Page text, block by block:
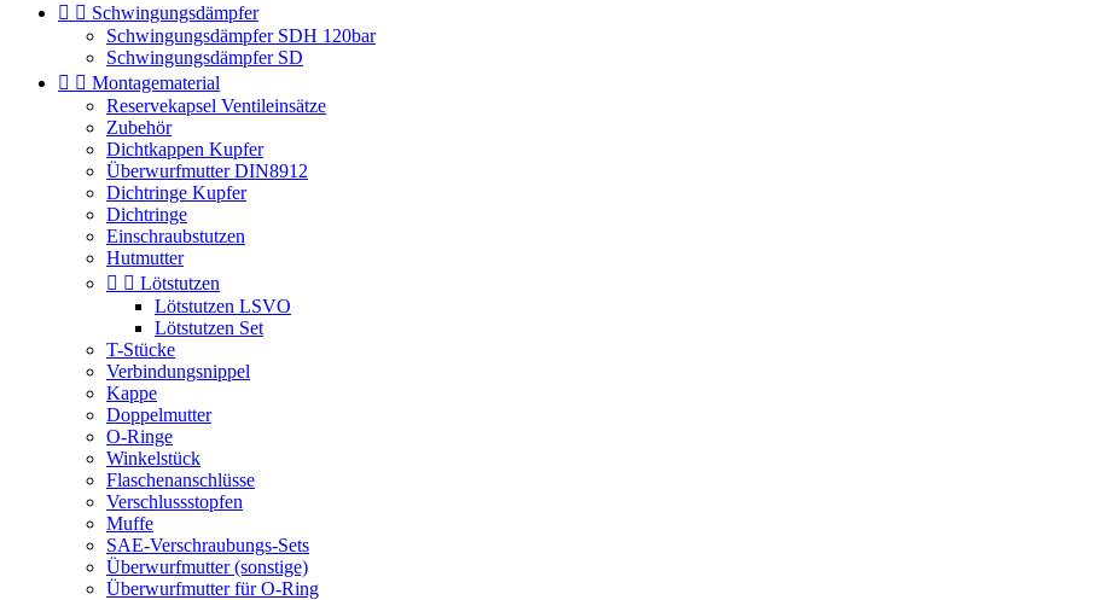
  Schwingungsdämpfer
Schwingungsdämpfer SDH 120bar
Schwingungsdämpfer SD
  Montagematerial
Reservekapsel Ventileinsätze
Zubehör
Dichtkappen Kupfer
Überwurfmutter DIN8912
Dichtringe Kupfer
Dichtringe
Einschraubstutzen
Hutmutter
  Lötstutzen
Lötstutzen LSVO
Lötstutzen Set
T-Stücke
Verbindungsnippel
Kappe
Doppelmutter
O-Ringe
Winkelstück
Flaschenanschlüsse
Verschlussstopfen
Muffe
SAE-Verschraubungs-Sets
Überwurfmutter (sonstige)
Überwurfmutter für O-Ring